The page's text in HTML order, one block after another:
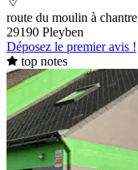
route du moulin à chantre
29190 Pleyben
Déposez le premier avis !
top notes